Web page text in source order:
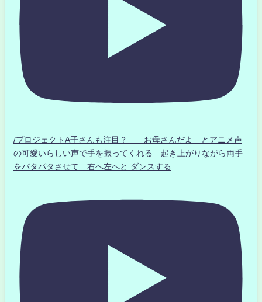
/プロジェクトA子さんも注目？ お母さんだよ とアニメ声
の可愛いらしい声で手を振ってくれる 起き上がりながら両手
をパタパタさせて 右へ左へと ダンスする